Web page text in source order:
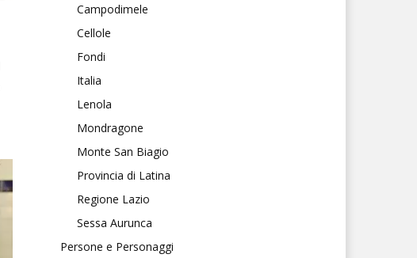
Campodimele
Cellole
Fondi
Italia
Lenola
Mondragone
Monte San Biagio
Provincia di Latina
Regione Lazio
Sessa Aurunca
Persone e Personaggi